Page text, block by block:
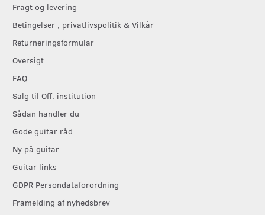
Fragt og levering
Betingelser , privatlivspolitik & Vilkår
Returneringsformular
Oversigt
FAQ
Salg til Off. institution
Sådan handler du
Gode guitar råd
Ny på guitar
Guitar links
GDPR Persondataforordning
Framelding af nyhedsbrev